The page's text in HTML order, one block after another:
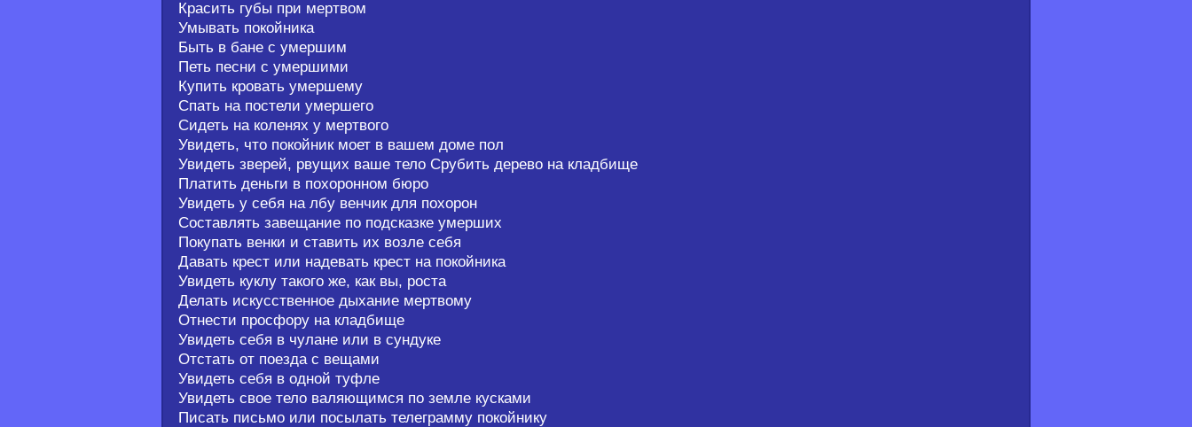
Красить губы при мертвом
Умывать покойника
Быть в бане с умершим
Петь песни с умершими
Купить кровать умершему
Спать на постели умершего
Сидеть на коленях у мертвого
Увидеть, что покойник моет в вашем доме пол
Увидеть зверей, рвущих ваше тело Срубить дерево на кладбище
Платить деньги в похоронном бюро
Увидеть у себя на лбу венчик для похорон
Составлять завещание по подсказке умерших
Покупать венки и ставить их возле себя
Давать крест или надевать крест на покойника
Увидеть куклу такого же, как вы, роста
Делать искусственное дыхание мертвому
Отнести просфору на кладбище
Увидеть себя в чулане или в сундуке
Отстать от поезда с вещами
Увидеть себя в одной туфле
Увидеть свое тело валяющимся по земле кусками
Писать письмо или посылать телеграмму покойнику